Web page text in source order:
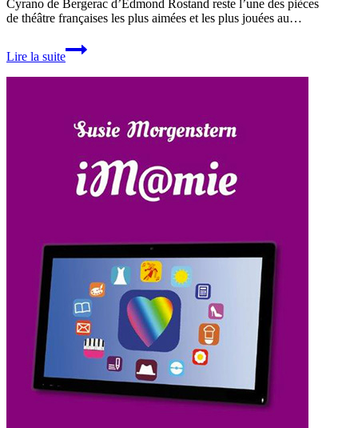
Cyrano de Bergerac d’Edmond Rostand reste l’une des pièces
de théâtre françaises les plus aimées et les plus jouées au…
Lire la suite
Cyrano
de